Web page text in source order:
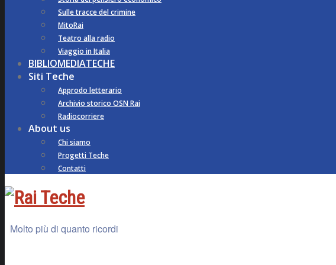
Sulle tracce del crimine
MitoRai
Teatro alla radio
Viaggio in Italia
BIBLIOMEDIATECHE
Siti Teche
Approdo letterario
Archivio storico OSN Rai
Radiocorriere
About us
Chi siamo
Progetti Teche
Contatti
Molto più di quanto ricordi